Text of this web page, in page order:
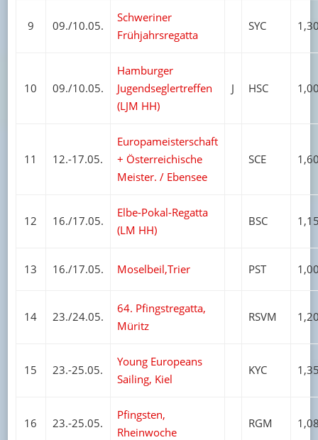
9 09./10.05.
Schweriner
Frühjahrsregatta
SYC
10 09./10.05.
Hamburger
Jugendseglertreffen
(LJM HH)
J HSC
11 12.-17.05.
Europameisterschaft
+ Österreichische
Meister. / Ebensee
SCE
12 16./17.05.
Elbe-Pokal-Regatta
(LM HH)
BSC
13 16./17.05. Moselbeil,Trier PST
14 23./24.05.
64. Pfingstregatta,
Müritz
RSVM
15 23.-25.05.
Young Europeans
Sailing, Kiel
KYC
16 23.-25.05.
Pfingsten,
Rheinwoche
RGM